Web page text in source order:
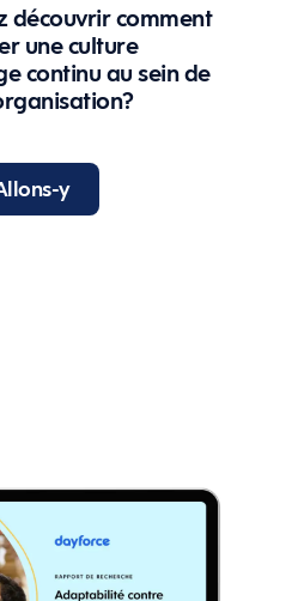
découvrir comment
une culture
continu au sein de
y